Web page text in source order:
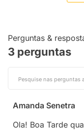
Perguntas &
3 perguntas
Amanda Senetra
Ola! Boa Tarde